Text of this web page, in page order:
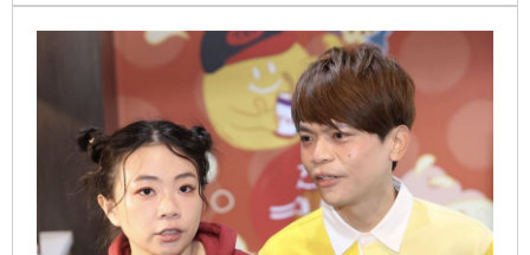
不過聲明曝光後，仍引發大批網友質疑，相關話題持續
延燒。